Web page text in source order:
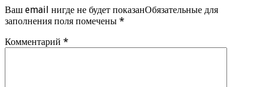
Ваш email нигде не будет показанОбязательные для
заполнения поля помечены *
Комментарий *